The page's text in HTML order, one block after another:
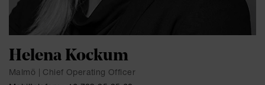
Helena Kockum
Malmö | Chief Operating Officer